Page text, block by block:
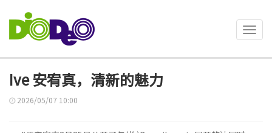
Ive 安宥真，清新的魅力
2026/05/07 10:00